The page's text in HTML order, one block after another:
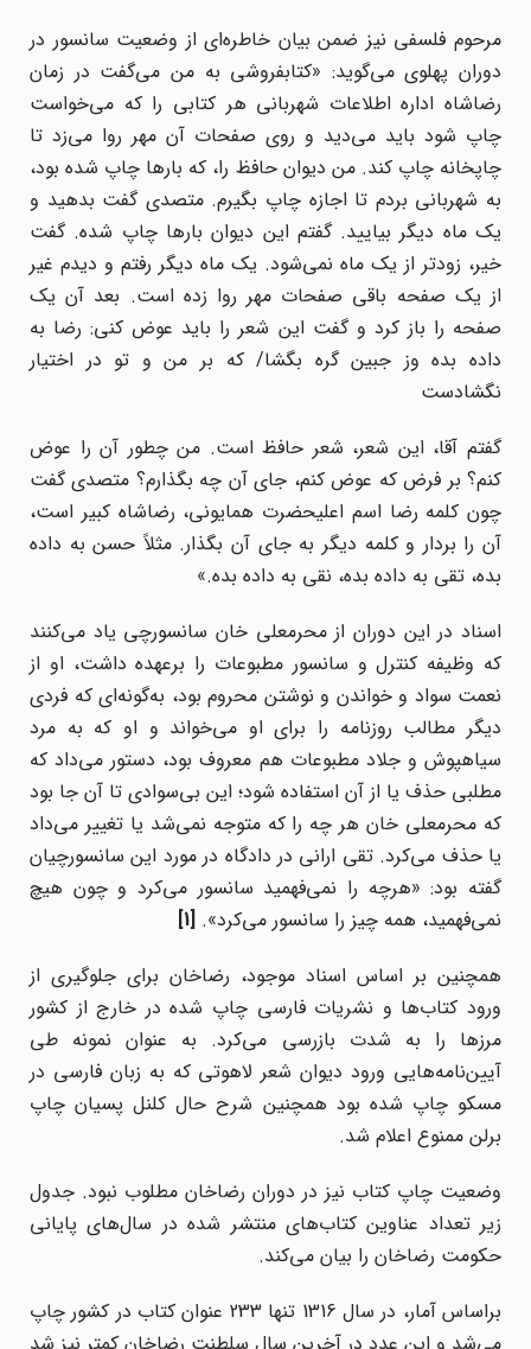
مرحوم فلسفی نیز ضمن بیان خاطره‌ای از وضعیت سانسور در
دوران پهلوی می‌گوید: «کتابفروشی به من می‌گفت در زمان
رضاشاه اداره اطلاعات شهربانی هر کتابی را که می‌خواست
چاپ شود باید می‌دید و روی صفحات آن مهر روا می‌زد تا
چاپخانه چاپ کند. من دیوان حافظ را، که بارها چاپ شده بود،
به شهربانی بردم تا اجازه چاپ بگیرم. متصدی گفت بدهید و
یک ماه دیگر بیایید. گفتم این دیوان بارها چاپ شده. گفت
خیر، زودتر از یک ماه نمی‌شود. یک ماه دیگر رفتم و دیدم غیر
از یک صفحه باقی صفحات مهر روا زده است. بعد آن یک
صفحه را باز کرد و گفت این شعر را باید عوض کنی: رضا به
داده بده وز جبین گره بگشا/ که بر من و تو در اختیار
نگشادست
گفتم آقا، این شعر، شعر حافظ است. من چطور آن را عوض
کنم؟ بر فرض که عوض کنم، جای آن چه بگذارم؟ متصدی گفت
چون کلمه رضا اسم اعلیحضرت همایونی، رضاشاه کبیر است،
آن را بردار و کلمه دیگر به جای آن بگذار. مثلاً حسن به داده
بده، تقی به داده بده، نقی به داده بده.»
اسناد در این دوران از محرمعلی خان سانسورچی یاد می‌کنند
که وظیفه کنترل و سانسور مطبوعات را برعهده داشت، او از
نعمت سواد و خواندن و نوشتن محروم بود، به‌گونه‌ای که فردی
دیگر مطالب روزنامه را برای او می‌خواند و او که به مرد
سیاهپوش و جلاد مطبوعات هم معروف بود، ‌دستور می‌داد که
مطلبی حذف یا از آن استفاده شود؛ این بی‌سوادی تا آن جا بود
که محرمعلی خان هر چه را که متوجه نمی‌شد یا تغییر می‌داد
یا حذف می‌کرد. تقی ارانی در دادگاه در مورد این سانسورچیان
گفته بود: «هرچه را نمی‌فهمید سانسور می‌کرد و چون هیچ
نمی‌فهمید، همه چیز را سانسور می‌کرد».[1]
همچنین بر اساس اسناد موجود، رضاخان برای جلوگیری از
ورود کتاب‌ها و نشریات فارسی چاپ شده در خارج از کشور
مرزها را به شدت بازرسی می‌کرد. به عنوان نمونه طی
آیین‌نامه‌هایی ورود دیوان شعر لاهوتی که به زبان فارسی در
مسکو چاپ شده بود همچنین شرح حال کلنل پسیان چاپ
برلن ممنوع اعلام شد.
وضعیت چاپ کتاب نیز در دوران رضاخان مطلوب نبود. جدول
زیر تعداد عناوین کتاب‌های منتشر شده در سال‌های پایانی
حکومت رضاخان را بیان می‌کند.
براساس آمار، در سال 1316 تنها 233 عنوان کتاب در کشور چاپ